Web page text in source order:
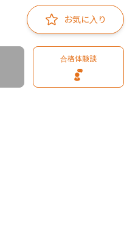
お気に入り
合格体験談